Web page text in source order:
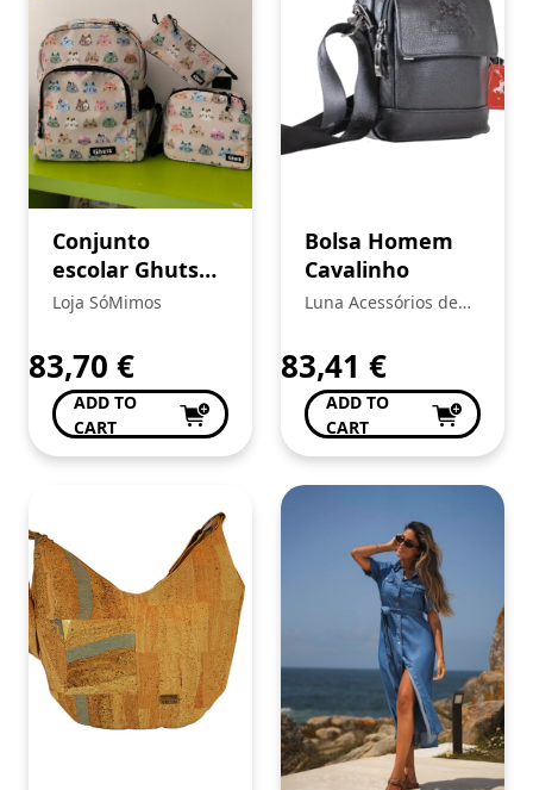
Conjunto
escolar Ghuts
meow mix 12
Loja SóMimos
83,70 €
ADD TO
CART
Bolsa Homem
Cavalinho
Luna Acessórios de
83,41 €
ADD TO
CART